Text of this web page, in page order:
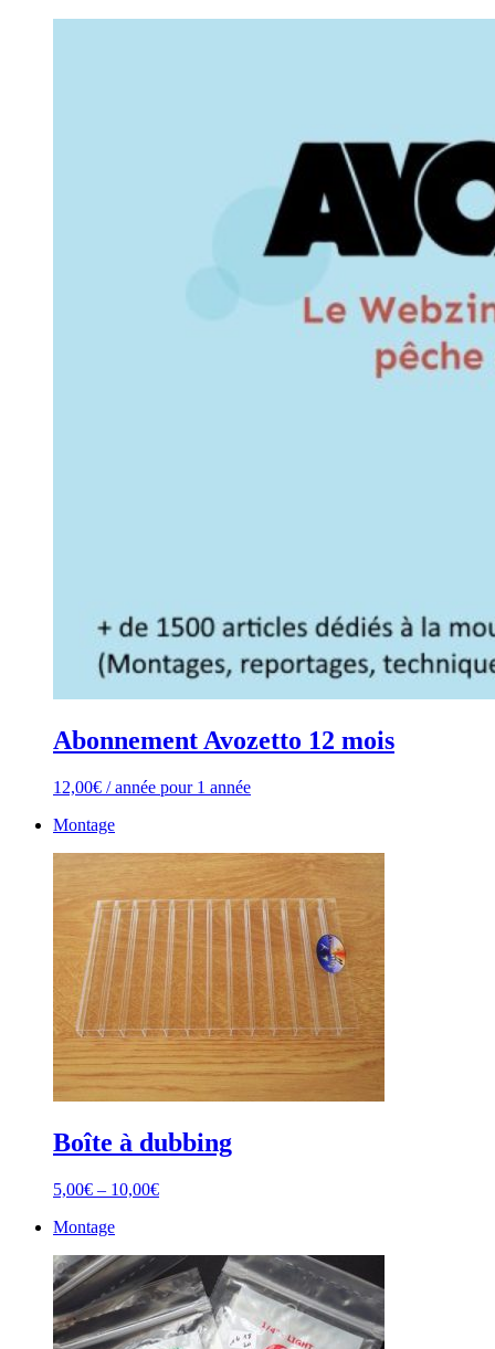
Abonnement Avozetto 12 mois
12,00€ / année pour 1 année
Montage
Boîte à dubbing
5,00€ – 10,00€
Montage